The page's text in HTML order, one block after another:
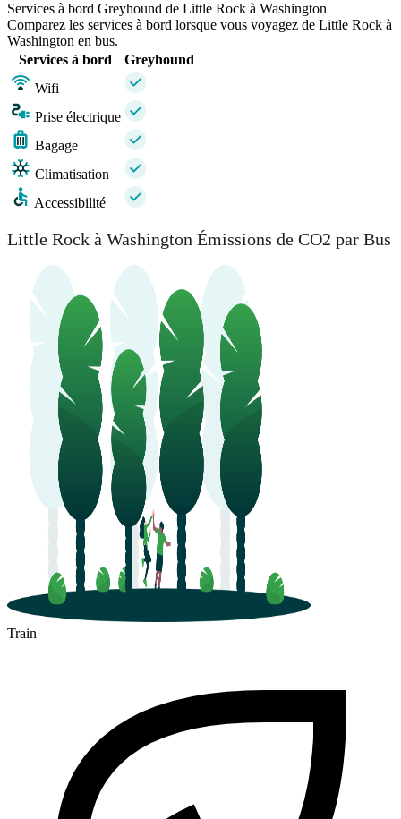
Services à bord Greyhound de Little Rock à Washington
Comparez les services à bord lorsque vous voyagez de Little Rock à
Washington en bus.
Services à bord
Greyhound
Wifi
Prise électrique
Bagage
Climatisation
Accessibilité
Little Rock à Washington Émissions de CO2 par Bus
Train